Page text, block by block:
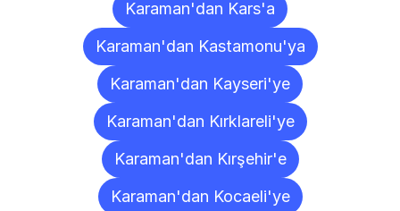
Karaman'dan Kars'a
Karaman'dan Kastamonu'ya
Karaman'dan Kayseri'ye
Karaman'dan Kırklareli'ye
Karaman'dan Kırşehir'e
Karaman'dan Kocaeli'ye